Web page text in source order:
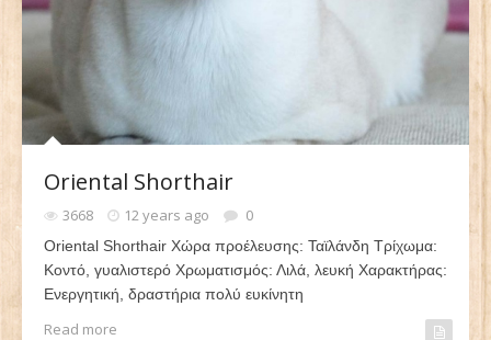
Oriental Shorthair
3668 12 years ago 0
Oriental Shorthair Χώρα προέλευσης: Ταϊλάνδη Τρίχωμα:
Κοντό, γυαλιστερό Χρωματισμός: Λιλά, λευκή Χαρακτήρας:
Ενεργητική, δραστήρια πολύ ευκίνητη
Read more